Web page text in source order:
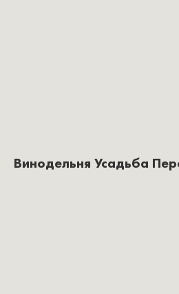
Винодельня Усадьба